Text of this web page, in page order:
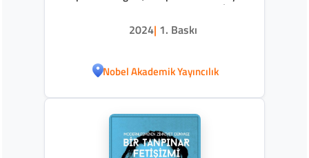
Etkilerinin Değerlendirilmesi ve Bir İsim
Önerisi
2024| 1. Baskı
Nobel Akademik Yayıncılık